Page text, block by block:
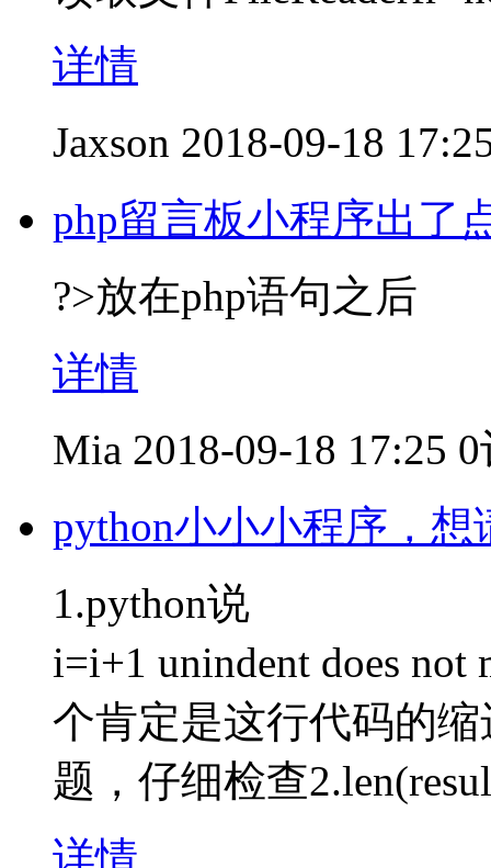
详情
Jaxson 2018-09-18
php留言板小程序出了
?>放在php语句之后
详情
Mia 2018-09-18 17:25
python小小小程序，
1.python说
i=i+1 unindent does not
个肯定是这行代码的
题，仔细检查
详情